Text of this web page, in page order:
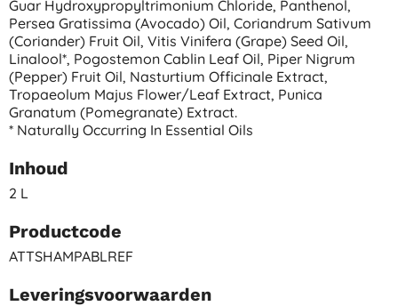
Guar Hydroxypropyltrimonium Chloride, Panthenol,
Persea Gratissima (avocado) Oil, Coriandrum Sativum
(coriander) Fruit Oil, Vitis Vinifera (grape) Seed Oil,
Linalool*, Pogostemon Cablin Leaf Oil, Piper Nigrum
(pepper) Fruit Oil, Nasturtium Officinale Extract,
Tropaeolum Majus Flower/leaf Extract, Punica
Granatum (pomegranate) Extract.
* Naturally Occurring In Essential Oils
Inhoud
2 L
Productcode
ATTSHAMPABLREF
Leveringsvoorwaarden